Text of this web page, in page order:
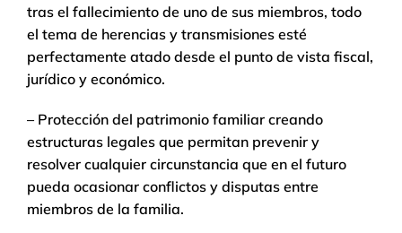
tras el fallecimiento de uno de sus miembros, todo
el tema de herencias y transmisiones esté
perfectamente atado desde el punto de vista fiscal,
jurídico y económico.
– Protección del patrimonio familiar creando
estructuras legales que permitan prevenir y
resolver cualquier circunstancia que en el futuro
pueda ocasionar conflictos y disputas entre
miembros de la familia.